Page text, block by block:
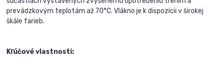
prevádzkovým teplotám až 70°C. Vlákno je k dispozícii v širokej
škále farieb.
Kľúčové vlastnosti: